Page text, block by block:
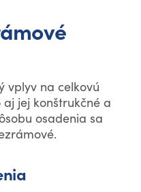
vplyv na celkovú
jej konštrukčné a
osadenia sa